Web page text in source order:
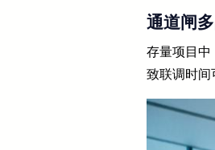
通道闸
存量项目中
致联调时间